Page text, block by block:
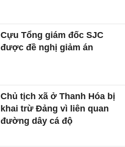
Cựu Tổng giám đốc SJC
được đề nghị giảm án
Chủ tịch xã ở Thanh Hóa bị
khai trừ Đảng vì liên quan
đường dây cá độ